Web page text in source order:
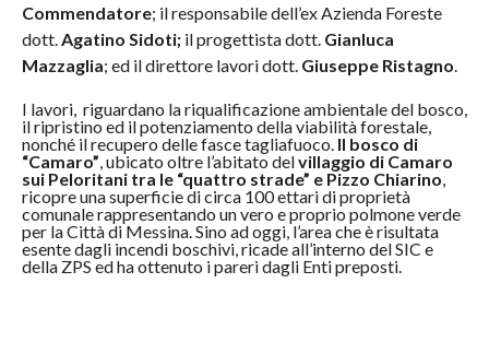
Commendatore; il responsabile dell’ex Azienda Foreste
dott.Agatino Sidoti;il progettista dott. Gianluca
Mazzaglia; ed il direttore lavori dott. Giuseppe Ristagno.
I lavori, riguardano la riqualificazione ambientale del bosco,
il ripristino ed il potenziamento della viabilità forestale,
nonché il recupero delle fasce tagliafuoco. Il bosco di
“Camaro”, ubicato oltre l’abitato delvillaggio di Camaro
sui Peloritani tra le “quattro strade” e Pizzo Chiarino,
ricopre una superficie di circa 100 ettari di proprietà
comunale rappresentando un vero e proprio polmone verde
per la Città di Messina. Sino ad oggi, l’area che è risultata
esente dagli incendi boschivi, ricade all’interno del SIC e
della ZPS ed ha ottenuto i pareri dagli Enti preposti.